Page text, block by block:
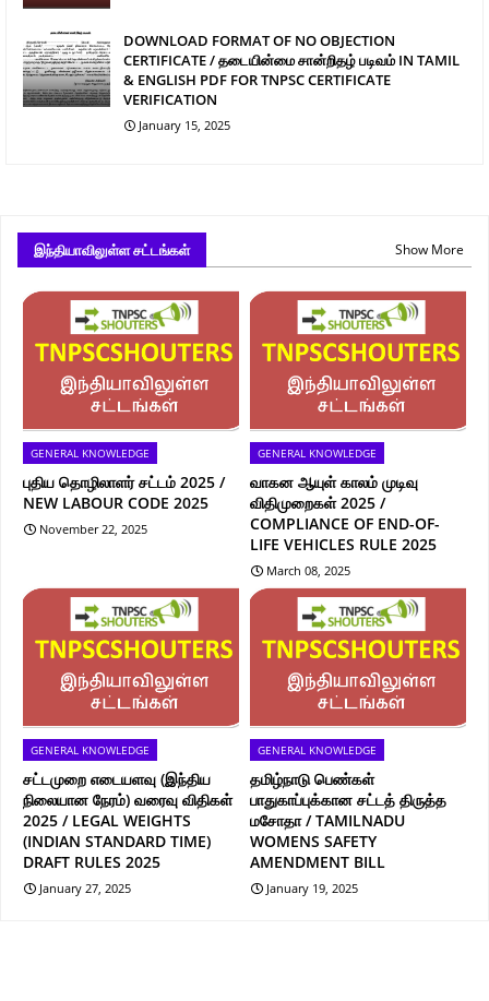
DOWNLOAD FORMAT OF NO OBJECTION
CERTIFICATE / தடையின்மை சான்றிதழ் படிவம் IN TAMIL
& ENGLISH PDF FOR TNPSC CERTIFICATE
VERIFICATION
January 15, 2025
இந்தியாவிலுள்ள சட்டங்கள் Show More
GENERAL KNOWLEDGE
புதிய தொழிலாளர் சட்டம் 2025 /
NEW LABOUR CODE 2025
November 22, 2025
GENERAL KNOWLEDGE
வாகன ஆயுள் காலம் முடிவு
விதிமுறைகள் 2025 /
COMPLIANCE OF END-OF-
LIFE VEHICLES RULE 2025
March 08, 2025
GENERAL KNOWLEDGE
சட்டமுறை எடையளவு (இந்திய
நிலையான நேரம்) வரைவு விதிகள்
2025 / LEGAL WEIGHTS
(INDIAN STANDARD TIME)
DRAFT RULES 2025
January 27, 2025
GENERAL KNOWLEDGE
தமிழ்நாடு பெண்கள்
பாதுகாப்புக்கான சட்டத் திருத்த
மசோதா / TAMILNADU
WOMENS SAFETY
AMENDMENT BILL
January 19, 2025